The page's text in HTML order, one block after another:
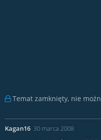
Temat zamknięty, nie
Kagan16 30 marca 2008